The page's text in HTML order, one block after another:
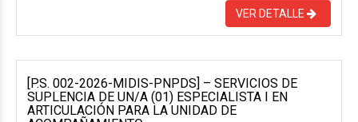
VER DETALLE
[P.S. 002-2026-MIDIS-PNPDS] – SERVICIOS DE
SUPLENCIA DE UN/A (01) ESPECIALISTA I EN
ARTICULACIÓN PARA LA UNIDAD DE